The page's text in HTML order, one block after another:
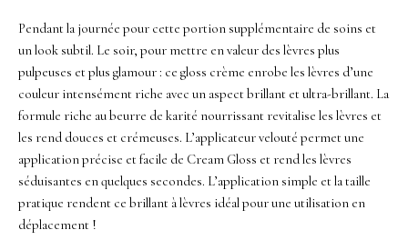
Pendant la journée pour cette portion supplémentaire de soins et
un look subtil. Le soir, pour mettre en valeur des lèvres plus
pulpeuses et plus glamour : ce gloss crème enrobe les lèvres d’une
couleur intensément riche avec un aspect brillant et ultra-brillant. La
formule riche au beurre de karité nourrissant revitalise les lèvres et
les rend douces et crémeuses. L’applicateur velouté permet une
application précise et facile de Cream Gloss et rend les lèvres
séduisantes en quelques secondes. L’application simple et la taille
pratique rendent ce brillant à lèvres idéal pour une utilisation en
déplacement !